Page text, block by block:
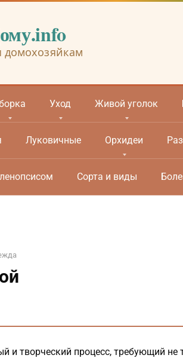
домохозяйкам
Уход Живой уголок
Луковичные Орхидеи
Сорта и виды
и творческий процесс, требующий не